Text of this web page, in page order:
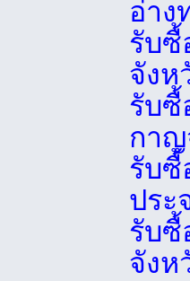
อ่าง
รับ
จังห
รับ
กา
รับซื้
ประ
รับซื้
จังห